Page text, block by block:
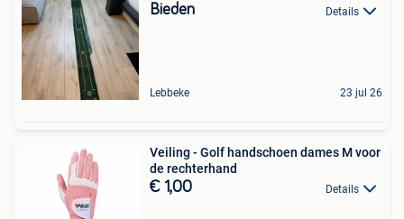
Bieden Details
Lebbeke 23 jul 26
Veiling - Golf handschoen dames M voor
de rechterhand
€ 1,00 Details